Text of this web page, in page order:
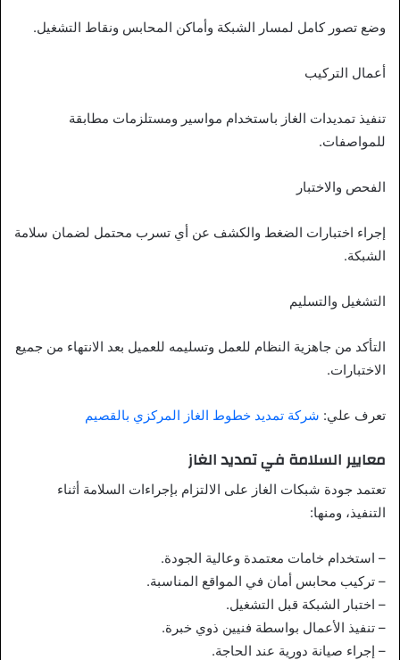
وضع تصور كامل لمسار الشبكة وأماكن المحابس ونقاط التشغيل.
أعمال التركيب
تنفيذ تمديدات الغاز باستخدام مواسير ومستلزمات مطابقة
للمواصفات.
الفحص والاختبار
إجراء اختبارات الضغط والكشف عن أي تسرب محتمل لضمان سلامة
الشبكة.
التشغيل والتسليم
التأكد من جاهزية النظام للعمل وتسليمه للعميل بعد الانتهاء من جميع
الاختبارات.
تعرف علي: شركة تمديد خطوط الغاز المركزي بالقصيم
معايير السلامة في تمديد الغاز
تعتمد جودة شبكات الغاز على الالتزام بإجراءات السلامة أثناء
التنفيذ، ومنها:
– استخدام خامات معتمدة وعالية الجودة.
– تركيب محابس أمان في المواقع المناسبة.
– اختبار الشبكة قبل التشغيل.
– تنفيذ الأعمال بواسطة فنيين ذوي خبرة.
– إجراء صيانة دورية عند الحاجة.